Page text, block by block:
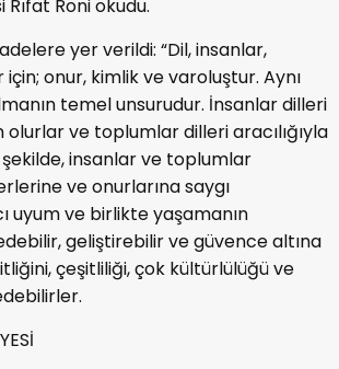
Roni okudu.
yer verildi: “Dil, insanlar,
onur, kimlik ve varoluştur. Aynı
temel unsurudur. İnsanlar dilleri
olurlar ve toplumlar dilleri aracılığıyla
şekilde, insanlar ve toplumlar
ve onurlarına saygı
uyum ve birlikte yaşamanın
geliştirebilir ve güvence altına
çeşitliliği, çok kültürlülüğü ve